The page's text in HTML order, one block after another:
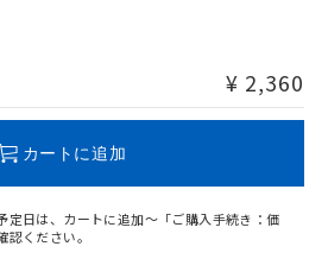
する可能性があります。
¥ 2,360
カートに追加
定日は、カートに追加～「ご購入手続き：価
ください。